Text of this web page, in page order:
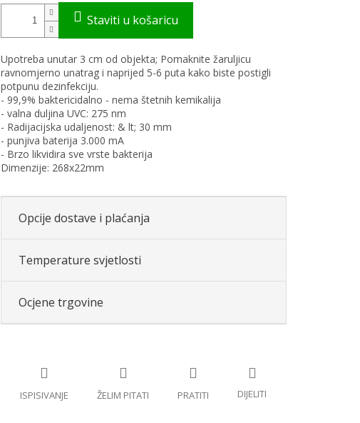
Upotreba unutar 3 cm od objekta; Pomaknite žaruljicu
ravnomjerno unatrag i naprijed 5-6 puta kako biste postigli
potpunu dezinfekciju.
- 99,9% baktericidalno - nema štetnih kemikalija
- valna duljina UVC: 275 nm
- Radijacijska udaljenost: & lt; 30 mm
- punjiva baterija 3.000 mA
- Brzo likvidira sve vrste bakterija
Dimenzije: 268x22mm
Opcije dostave i plaćanja
Temperature svjetlosti
Ocjene trgovine